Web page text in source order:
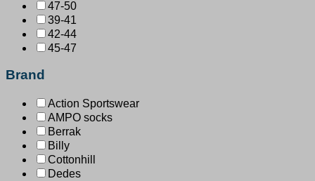
47-50
39-41
42-44
45-47
Brand
Action Sportswear
AMPO socks
Berrak
Billy
Cottonhill
Dedes